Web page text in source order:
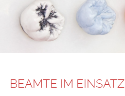
BEAMTE IM EINSATZ